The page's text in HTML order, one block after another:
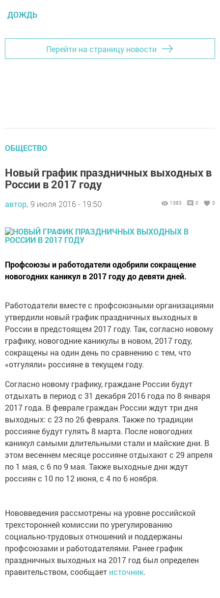
ДОЖДЬ
Перейти на страницу новости
ОБЩЕСТВО
Новый график праздничных выходных в
России в 2017 году
автор, 9 июля 2016 - 19:50 1383 0 0
Профсоюзы и работодатели одобрили сокращение
новогодних каникул в 2017 году до девяти дней.
Работодатели вместе с профсоюзными организациями
утвердили новый график праздничных выходных в
России в предстоящем 2017 году. Так, согласно новому
графику, новогодние каникулы в новом, 2017 году,
сокращены на один день по сравнению с тем, что
«отгуляли» россияне в текущем году.
Согласно новому графику, граждане России будут
отдыхать в период с 31 декабря 2016 года по 8 января
2017 года. В феврале граждан России ждут три дня
выходных: с 23 по 26 февраля. Также по традиции
россияне будут гулять 8 марта. После новогодних
каникул самыми длительными стали и майские дни. В
этом весеннем месяце россияне отдыхают с 29 апреля
по 1 мая, с 6 по 9 мая. Также выходные дни ждут
россиян с 10 по 12 июня, с 4 по 6 ноября.
Нововведения рассмотрены на уровне российской
трехсторонней комиссии по урегулированию
социально-трудовых отношений и поддержаны
профсоюзами и работодателями. Ранее график
праздничных выходных на 2017 год был определен
правительством, сообщает источник.